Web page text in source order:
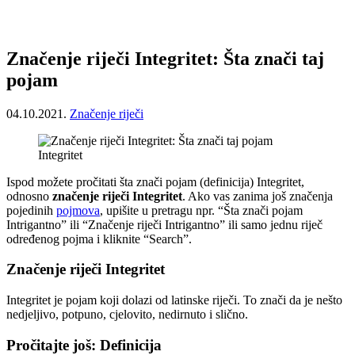
Značenje riječi Integritet: Šta znači taj
pojam
04.10.2021. Značenje riječi
Integritet
Ispod možete pročitati šta znači pojam (definicija) Integritet,
odnosno značenje riječi Integritet. Ako vas zanima još značenja
pojedinih pojmova, upišite u pretragu npr. “Šta znači pojam
Intrigantno” ili “Značenje riječi Intrigantno” ili samo jednu riječ
određenog pojma i kliknite “Search”.
Značenje riječi Integritet
Integritet je pojam koji dolazi od latinske riječi. To znači da je nešto
nedjeljivo, potpuno, cjelovito, nedirnuto i slično.
Pročitajte još: Definicija